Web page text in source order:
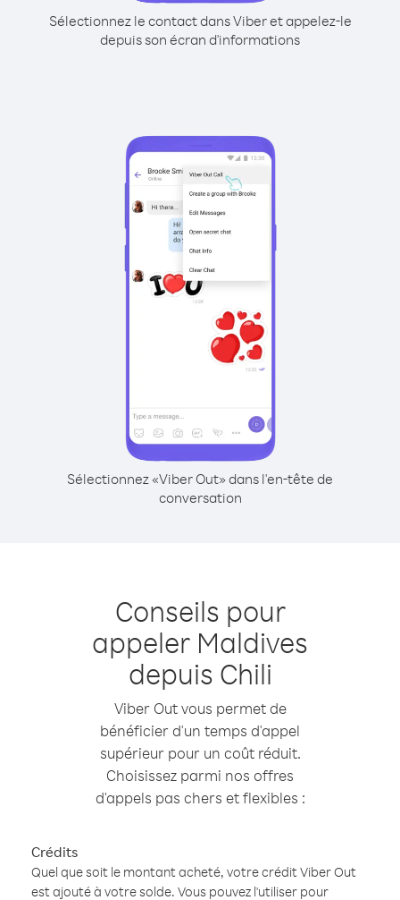
Sélectionnez le contact dans Viber et appelez-le
depuis son écran d'informations
Sélectionnez «Viber Out» dans l'en-tête de
conversation
Conseils pour
appeler Maldives
depuis Chili
Viber Out vous permet de
bénéficier d'un temps d'appel
supérieur pour un coût réduit.
Choisissez parmi nos offres
d'appels pas chers et flexibles :
Crédits
Quel que soit le montant acheté, votre crédit Viber Out
est ajouté à votre solde. Vous pouvez l'utiliser pour